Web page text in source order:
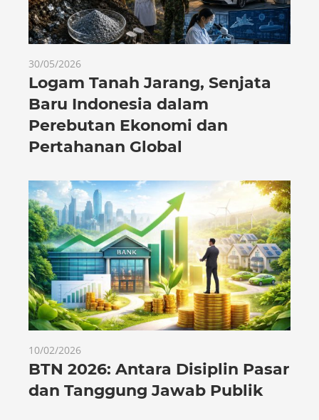
30/05/2026
Logam Tanah Jarang, Senjata
Baru Indonesia dalam
Perebutan Ekonomi dan
Pertahanan Global
10/02/2026
BTN 2026: Antara Disiplin Pasar
dan Tanggung Jawab Publik